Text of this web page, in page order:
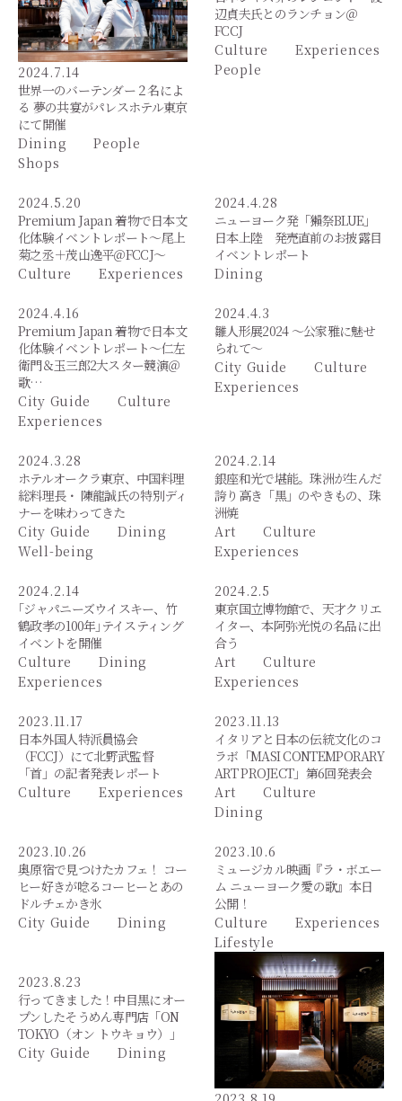
2024.7.14
世界一のバーテンダー２名によ
る 夢の共宴がパレスホテル東京
にて開催
Dining
People
Shops
辺貞夫氏とのランチョン＠
FCCJ
Culture
Experiences
People
2024.5.20
Premium Japan 着物で日本文
化体験イベントレポート～尾上
菊之丞＋茂山逸平＠FCCJ～
Culture
Experiences
2024.4.28
ニューヨーク発「獺祭BLUE」
日本上陸 発売直前のお披露目
イベントレポート
Dining
2024.4.16
Premium Japan 着物で日本文
化体験イベントレポート～仁左
衛門＆玉三郎2大スター競演＠
歌…
City Guide
Culture
Experiences
2024.4.3
雛人形展2024 ～公家雅に魅せ
られて～
City Guide
Culture
Experiences
2024.3.28
ホテルオークラ東京、中国料理
総料理長・ 陳龍誠氏の特別ディ
ナーを味わってきた
City Guide
Dining
Well-being
2024.2.14
銀座和光で堪能。珠洲が生んだ
誇り高き「黒」のやきもの、珠
洲焼
Art
Culture
Experiences
2024.2.14
｢ジャパニーズウイスキー、竹
鶴政孝の100年｣テイスティング
イベントを開催
Culture
Dining
Experiences
2024.2.5
東京国立博物館で、天才クリエ
イター、本阿弥光悦の名品に出
合う
Art
Culture
Experiences
2023.11.17
日本外国人特派員協会
（FCCJ）にて北野武監督
「首」の記者発表レポート
Culture
Experiences
2023.11.13
イタリアと日本の伝統文化のコ
ラボ「MASI CONTEMPORARY
ART PROJECT」第6回発表会
Art
Culture
Dining
2023.10.26
奥原宿で見つけたカフェ！ コー
ヒー好きが唸るコーヒーとあの
ドルチェかき氷
City Guide
Dining
2023.10.6
ミュージカル映画『ラ・ボエー
ム ニューヨーク愛の歌』本日
公開！
Culture
Experiences
Lifestyle
2023.8.23
行ってきました！中目黒にオー
プンしたそうめん専門店「ON
TOKYO（オン トウキョウ）」
City Guide
Dining